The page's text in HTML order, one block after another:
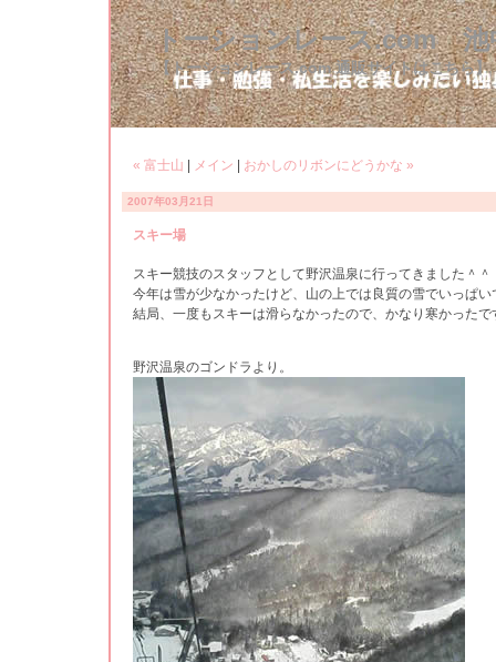
トーションレース.com 池
【トーションレース.com 通販サイトはこちら】
« 富士山 メイン おかしのリボンにどうかな »
2007年03月21日
スキー場
スキー競技のスタッフとして野沢温泉に行ってきました＾＾
今年は雪が少なかったけど、山の上では良質の雪でいっぱい
結局、一度もスキーは滑らなかったので、かなり寒かったで
野沢温泉のゴンドラより。